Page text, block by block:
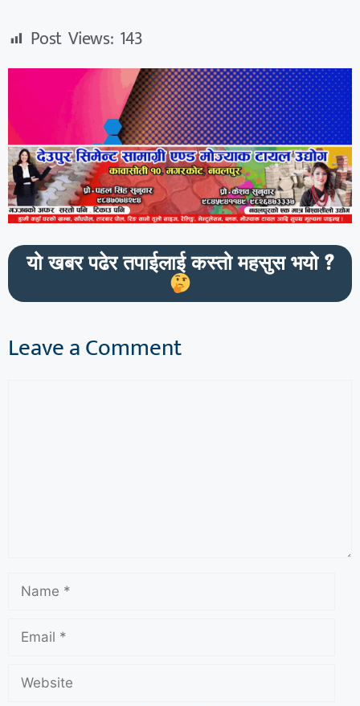
Post Views: 143
यो खबर पढेर तपाईलाई कस्तो महसुस भयो ?
Leave a Comment